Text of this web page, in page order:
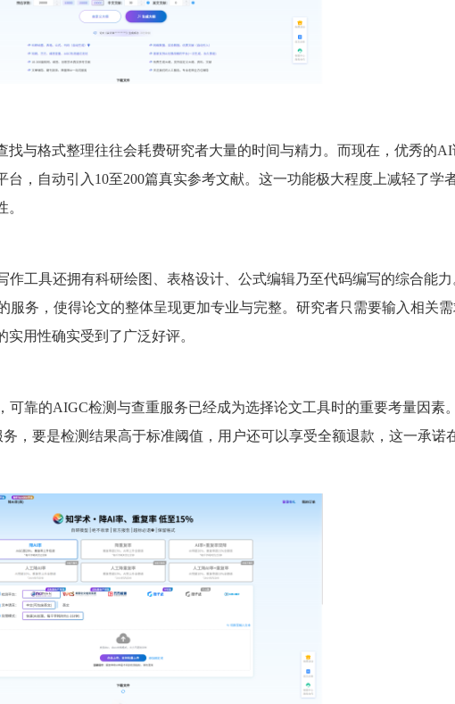
与格式整理往往会耗费研究者大量的时间与精力。而现在，优秀的AI
，自动引入10至200篇真实参考文献。这一功能极大程度上减轻了学
工具还拥有科研绘图、表格设计、公式编辑乃至代码编写的综合能力
服务，使得论文的整体呈现更加专业与完整。研究者只需要输入相关
用性确实受到了广泛好评。
靠的AIGC检测与查重服务已经成为选择论文工具时的重要考量因素。
务，要是检测结果高于标准阈值，用户还可以享受全额退款，这一承诺